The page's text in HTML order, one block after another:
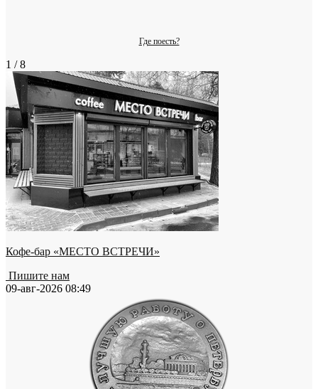
Где поесть?
1 / 8
Кофе-бар «МЕСТО ВСТРЕЧИ»
Пишите нам
09-авг-2026 08:49